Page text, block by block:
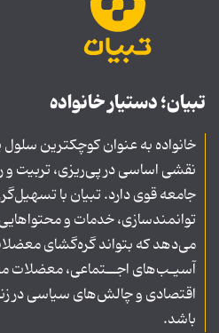
تبیان؛ دستیار خانواده
خانواده به عنوان کوچکترین
نقشی اساسی در پی‌ریزی، تربیت
جامعه قوی دارد. تبیان با
توانمندسازی، خدمات و محتواهایی
می‌دهد که بتواند گره‌گشای
آسیـب‌های اجــتماعی، معضلات
اقتصادی و چالش‌های سیاسی در
باشد.